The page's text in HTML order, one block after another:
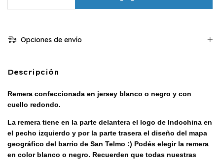
Opciones de envío
Descripción
Remera confeccionada en jersey blanco o negro y con
cuello redondo.
La remera tiene en la parte delantera el logo de Indochina en
el pecho izquierdo y por la parte trasera el diseño del mapa
geográfico del barrio de San Telmo :) Podés elegir la remera
en color blanco o negro. Recuerden que todas nuestras